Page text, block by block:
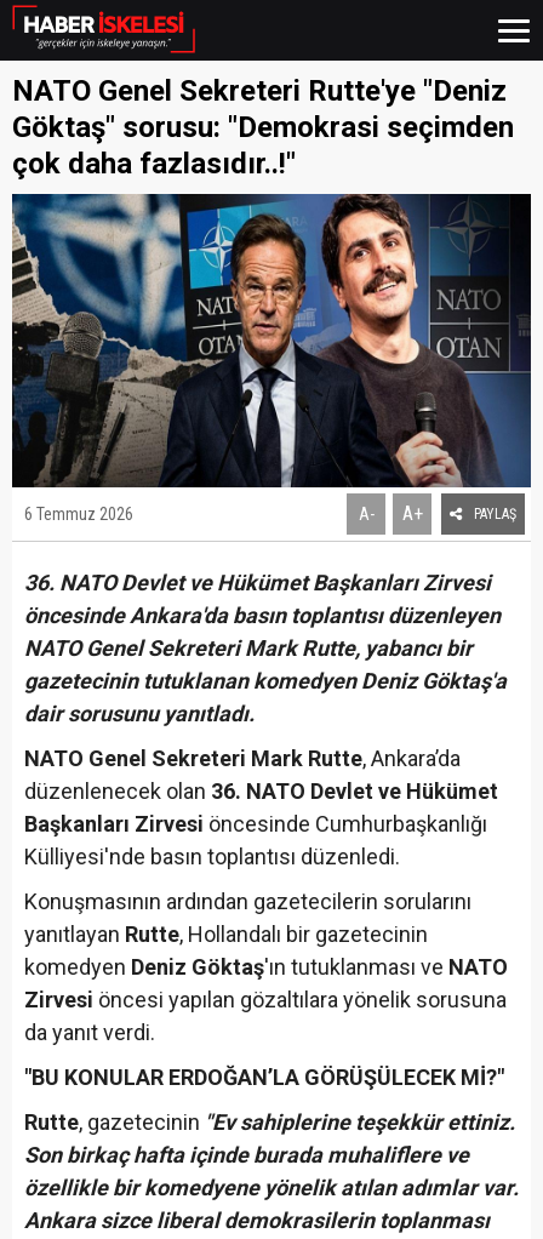
NATO Genel Sekreteri Rutte'ye "Deniz
Göktaş" sorusu: "Demokrasi seçimden
çok daha fazlasıdır..!"
6 Temmuz 2026 A- A+ PAYLAŞ
36.⁠ ⁠NATO Devlet ve Hükümet Başkanları Zirvesi
öncesinde Ankara'da basın toplantısı düzenleyen
NATO Genel Sekreteri Mark Rutte, yabancı bir
gazetecinin tutuklanan komedyen Deniz Göktaş'a
dair sorusunu yanıtladı.
NATO Genel Sekreteri Mark Rutte, Ankara’da
düzenlenecek olan 36.⁠ ⁠NATO Devlet ve Hükümet
Başkanları Zirvesi öncesinde Cumhurbaşkanlığı
Külliyesi'nde basın toplantısı düzenledi.
Konuşmasının ardından gazetecilerin sorularını
yanıtlayan Rutte, Hollandalı bir gazetecinin
komedyen Deniz Göktaş'ın tutuklanması ve NATO
Zirvesi öncesi yapılan gözaltılara yönelik sorusuna
da yanıt verdi.
"BU KONULAR ERDOĞAN’LA GÖRÜŞÜLECEK Mİ?"
Rutte, gazetecinin "Ev sahiplerine teşekkür ettiniz.
Son birkaç hafta içinde burada muhaliflere ve
özellikle bir komedyene yönelik atılan adımlar var.
Ankara sizce liberal demokrasilerin toplanması